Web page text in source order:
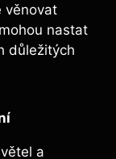
věnovat
nastat
důležitých
a